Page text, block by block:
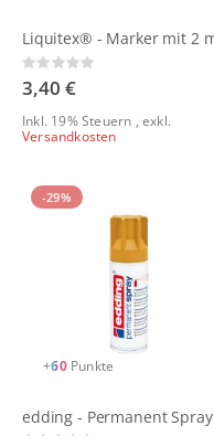
Rating:
0%
3,40 €
Inkl. 19% Steuern ,exkl.
Versandkosten
-29%
+60 Punkte
edding - Permanent Spray